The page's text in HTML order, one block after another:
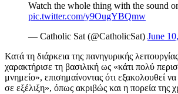
Watch the whole thing with the sound
pic.twitter.com/y9OugYBQmw
— Catholic Sat (@CatholicSat) June
Κατά τη διάρκεια της πανηγυρικής
χαρακτήρισε τη βασιλική ως «κάτι πολύ
μνημείο», επισημαίνοντας ότι εξακολουθεί
σε εξέλιξη», όπως ακριβώς και η πορεία της